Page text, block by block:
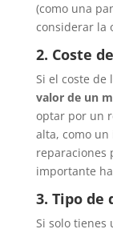
(como una
considerar la
2. Coste
Si el coste de
valor de un
optar por un
alta, como un
reparaciones
importante
3. Tipo de
Si solo tienes